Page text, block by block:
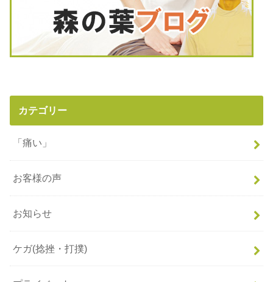
カテゴリー
「痛い」
お客様の声
お知らせ
ケガ(捻挫・打撲)